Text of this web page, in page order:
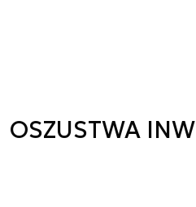
OSZUSTWA